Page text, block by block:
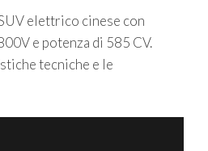
elettrico cinese con
e potenza di 585 CV.
tecniche e le